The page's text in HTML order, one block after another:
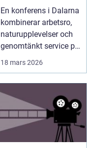
hjärtat av sverige
En konferens i Dalarna
kombinerar arbetsro,
naturupplevelser och
genomtänkt service på
et...
18 mars 2026